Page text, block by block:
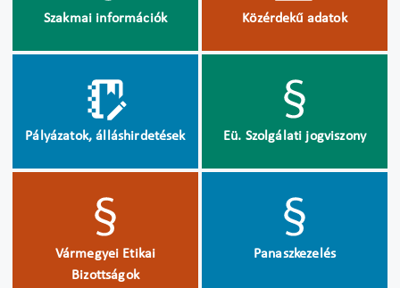
Szakmai információk Közérdekű adatok
Pályázatok, álláshirdetések Eü. Szolgálati jogviszony
Vármegyei Etikai
Bizottságok
Panaszkezelés